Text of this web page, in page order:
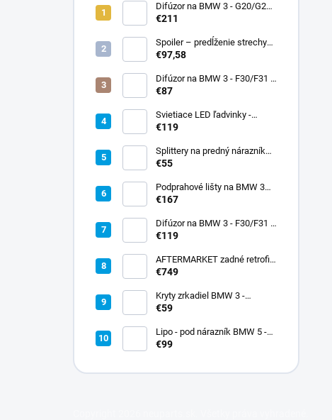
Difúzor na BMW 3 - G20/G21
preLCI - brzdové svetlo
€211
Spoiler – predĺženie strechy
BMW 1 – F20/F21 – čierny
€97,58
Difúzor na BMW 3 - F30/F31 -
čierny lesk - double duplex
€87
Svietiace LED ľadvinky -
mriežky na BMW 5 - G30/G31
€119
Splittery na predný nárazník
BMW 3 - E92/E93 - FACELIFT
€55
Podprahové lišty na BMW 3
GT - F34 - čierny lesk
€167
Difúzor na BMW 3 - F30/F31 -
brzdové svetlo
€119
AFTERMARKET zadné retrofit
svetla pre BMW X5 - G05 -
€749
Kryty zrkadiel BMW 3 -
G20/G21 - čierny lesk
€59
Lipo - pod nárazník BMW 5 -
E60/E61 - NIEmpaket -
€99